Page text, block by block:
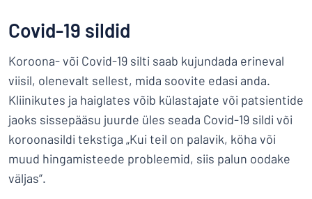
Covid-19 sildid
Koroona- või Covid-19 silti saab kujundada erineval
viisil, olenevalt sellest, mida soovite edasi anda.
Kliinikutes ja haiglates võib külastajate või patsientide
jaoks sissepääsu juurde üles seada Covid-19 sildi või
koroonasildi tekstiga „Kui teil on palavik, köha või
muud hingamisteede probleemid, siis palun oodake
väljas“.